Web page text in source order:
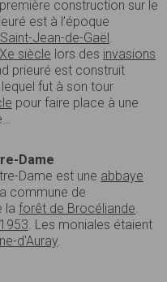
construction sur le
est à l’époque
Jean-de-Gaël.
siècle lors des invasions
prieuré est construit
fut à son tour
pour faire place à une
Dame
Dame est une abbaye
commune de
la forêt de Brocéliande.
1953. Les moniales étaient
d'Auray.